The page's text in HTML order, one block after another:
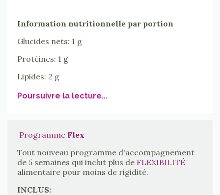
Information nutritionnelle par portion
Glucides nets: 1 g
Protéines: 1 g
Lipides: 2 g
Poursuivre la lecture...
Programme Flex
Tout nouveau programme d'accompagnement
de 5 semaines qui inclut plus de FLEXIBILITÉ
alimentaire pour moins de rigidité.
INCLUS: